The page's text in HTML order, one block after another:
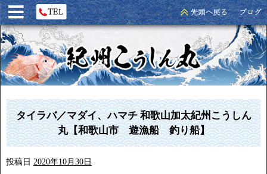
タイラバ／マダイ、ハマチ 和歌山加太紀州こうしん
丸【和歌山市 遊漁船 釣り船】
投稿日 2020年10月30日